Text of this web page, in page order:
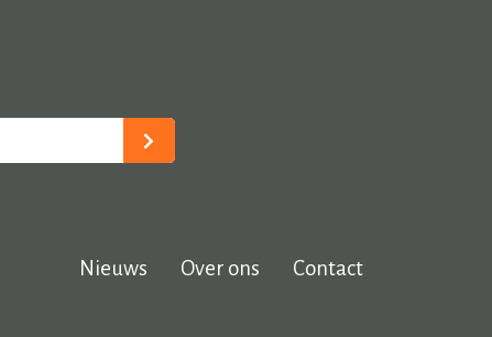
Nieuws Over ons Contact